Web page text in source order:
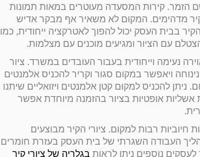
הזמר. קירות המסעדה מעוטרים במאות תמונות
מדהימים. המקום לא משאיר אף מבקר אדיש
בבית העסק יכול להפוך לאטרקציה ייחודית, כמו
עם הציור ומגיעים מוכנים עם מצלמות.
נעימה וייחודית בעבור העובדים במשרד. ציור
ויאפשר במקום סגור וקריר להכניס אלמנטים
ניתן להכניס למקום קטן אלמנטים ויזואליים שיתנו
אשליות אופטיות בציור בהזמנה מיוחדת אפשר
חיוביות רבות למקום. ציורי הקיר מבוצעים
העבודה השגרתי של בית העסק בעזרת חומרים
לעסקים נוספים ניתן לראות בגלריה של ציורי קיר